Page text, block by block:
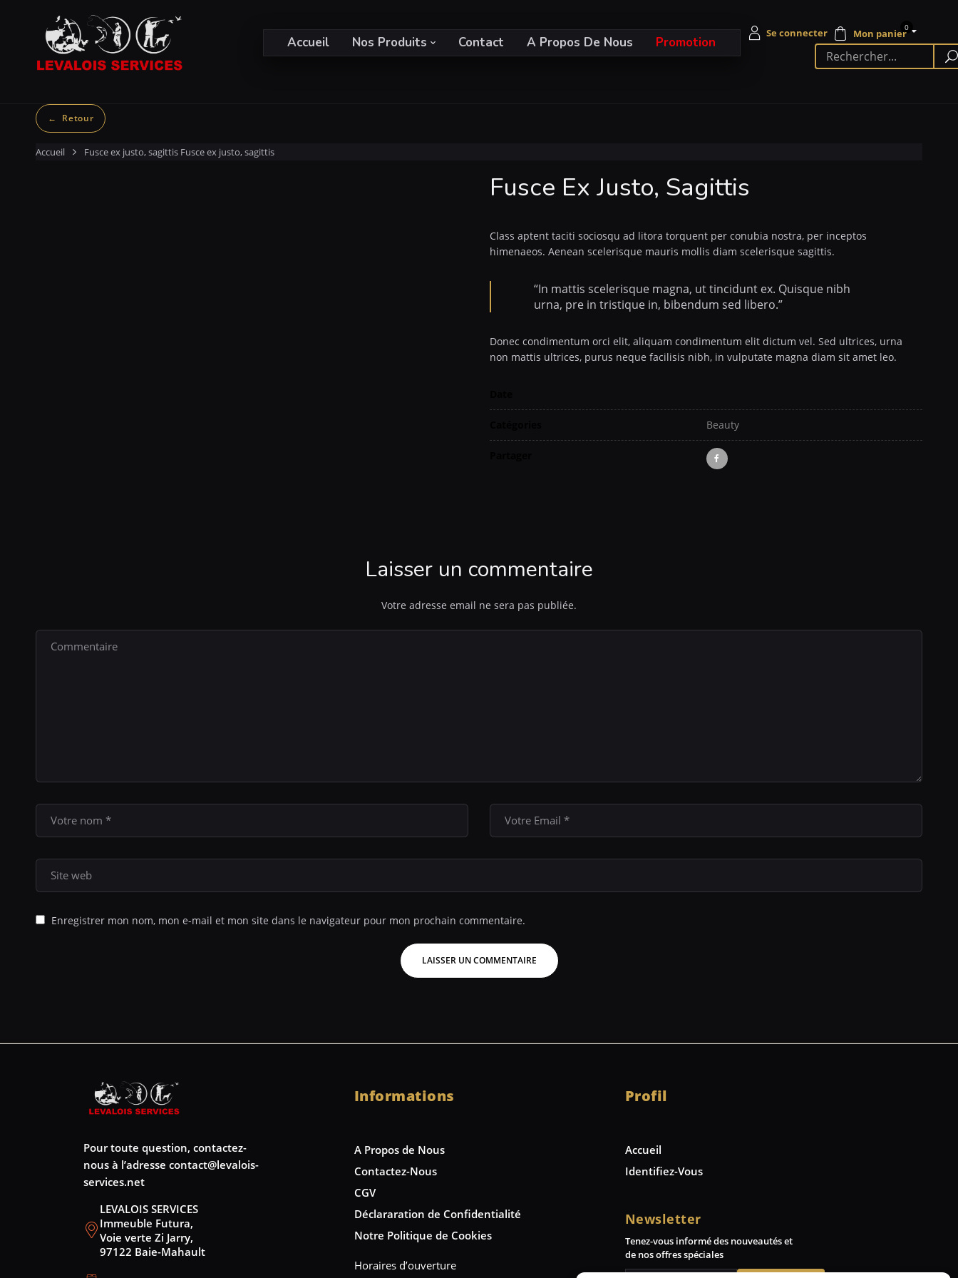
Accueil Nos Produits Contact A Propos De Nous Promotion
0
Accueil Fusce ex justo, sagittis Fusce ex justo, sagittis
Fusce Ex Justo, Sagittis
Class aptent taciti sociosqu ad litora torquent per conubia nostra, per inceptos
himenaeos. Aenean scelerisque mauris mollis diam scelerisque sagittis.
“In mattis scelerisque magna, ut tincidunt ex. Quisque nibh
urna, pre in tristique in, bibendum sed libero.”
Donec condimentum orci elit, aliquam condimentum elit dictum vel. Sed ultrices, urna
non mattis ultrices, purus neque facilisis nibh, in vulputate magna diam sit amet leo.
Beauty
Laisser un commentaire
Votre adresse email ne sera pas publiée.
Enregistrer mon nom, mon e-mail et mon site dans le navigateur pour mon prochain commentaire.
Pour toute question, contactez-
nous à l’adresse contact@levalois-
services.net
LEVALOIS SERVICES
Immeuble Futura,
Voie verte Zi Jarry,
97122 Baie-Mahault
Informations
A Propos de Nous
Contactez-Nous
CGV
Déclararation de Confidentialité
Notre Politique de Cookies
Horaires d’ouverture
Profil
Accueil
Identifiez-Vous
Newsletter
Tenez-vous informé des nouveautés et
de nos offres spéciales